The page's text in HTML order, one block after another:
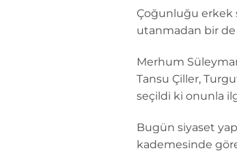
Çoğunluğu erkek
utanmadan bir de
Merhum
Tansu Çiller,
seçildi ki onunla
Bugün siyaset
kademesinde